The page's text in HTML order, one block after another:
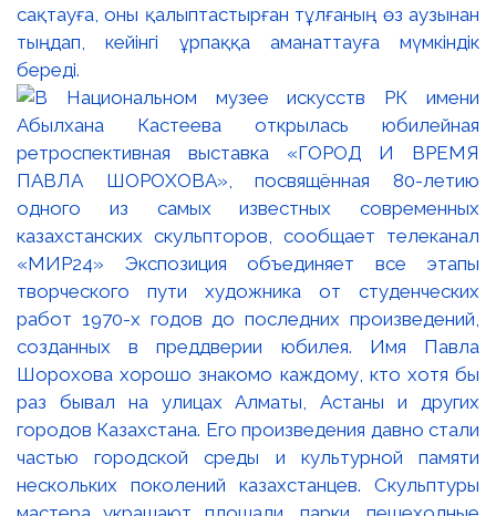
сақтауға, оны қалыптастырған тұлғаның өз аузынан
тыңдап, кейінгі ұрпаққа аманаттауға мүмкіндік
береді.